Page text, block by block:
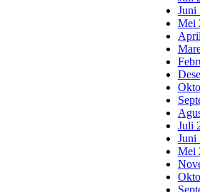
Juni
Mei
Juli
Juni
Mei